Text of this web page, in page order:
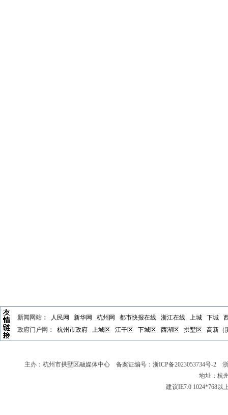
新闻网站： 人民网 新华网 杭州网 都市快报在线 浙江在线 上城 下城
政府门户网：
杭州市政府 上城区 江干区 下城区 西湖区 拱墅区 高新（
主办：杭州市拱墅区融媒体中心 备案证编号： 浙ICP备2023053734号-2 浙
地址：杭
建议IE7.0 1024*768